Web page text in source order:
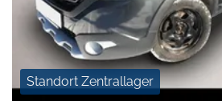
Standort Zentrallager